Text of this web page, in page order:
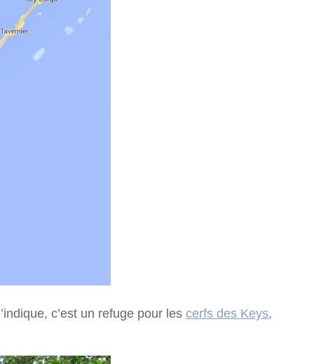
c’est un refuge pour les cerfs des Keys,